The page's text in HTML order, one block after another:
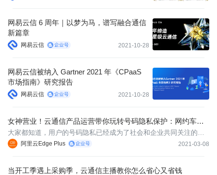
网易云信 6 周年｜以梦为马，谱写融合通信
新篇章
网易云信 2021-10-28
网易云信被纳入 Gartner 2021 年《CPaaS
市场指南》研究报告
网易云信 2021-10-28
女神营业！云通信产品运营带你玩转号码隐私保护：网约车、
外卖等 O2O 行业的最佳实践
阿里云Edge Plus 2021-03-08
大家都知道，用户的号码隐私已经成为了社会和企业共同关注的话
题，尤其是在网约车、外卖等O2O行业中，用户号码的频繁使用，
当开工季遇上采购季，云通信主播教你怎么省心又省钱